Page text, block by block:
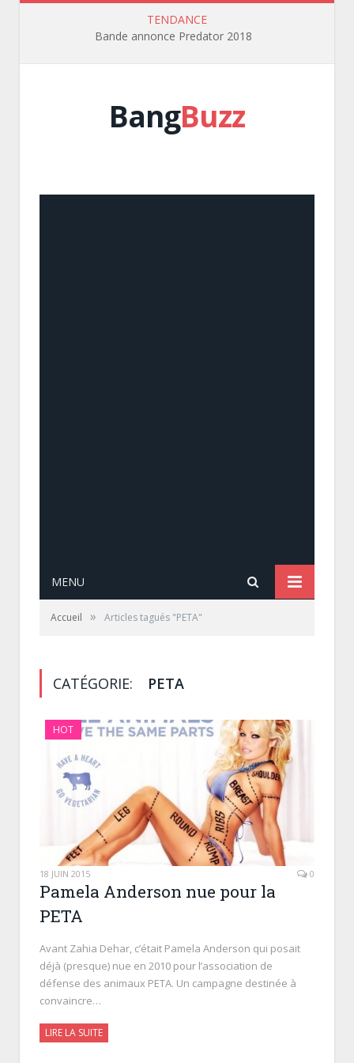
TENDANCE
Bande annonce Predator 2018
BangBuzz
MENU
Accueil » Articles tagués "PETA"
CATÉGORIE: PETA
HOT
18 JUIN 2015 0
Pamela Anderson nue pour la
PETA
Avant Zahia Dehar, c’était Pamela Anderson qui posait
déjà (presque) nue en 2010 pour l’association de
défense des animaux PETA. Un campagne destinée à
convaincre…
LIRE LA SUITE